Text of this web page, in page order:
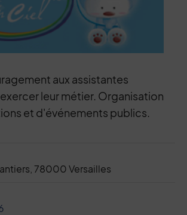
aux assistantes
leur métier. Organisation
et d'événements publics.
78000 Versailles